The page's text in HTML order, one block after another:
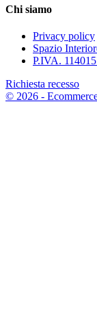
Chi siamo
Privacy policy
Spazio
P.IVA.
Richiesta recesso
© 2026 -